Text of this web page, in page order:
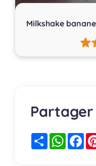
Milkshake
Partager